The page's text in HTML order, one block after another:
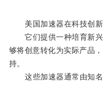
美国加速器在科技创新
它们提供一种培育新兴
够将创意转化为实际产品
持。
这些加速器通常由知名